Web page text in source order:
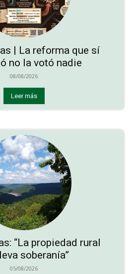
| La reforma que sí
no la votó nadie
08/08/2026
Leer más
“La propiedad rural
soberanía”
05/08/2026